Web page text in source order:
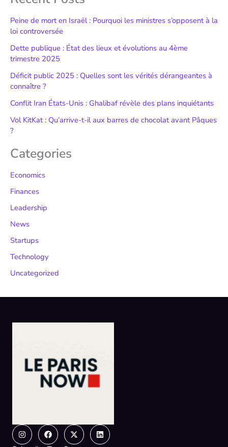
Peine de mort en Israël : Pourquoi les ministres s’opposent à la
loi controversée
Dette publique : État des lieux et évolutions au 4ème
trimestre 2025
Déficit public 2025 : Quelles sont les vérités dérangeantes à
connaître ?
Conflit Iran États-Unis : Ghalibaf révèle des plans inquiétants
Vol KitKat : Qu’arrive-t-il aux barres de chocolat avant Pâques
?
Categories
Economics
Finances
Leadership
News
Startups
Technology
Uncategorized
InstagramFacebook
X-
twitter
Linkedin